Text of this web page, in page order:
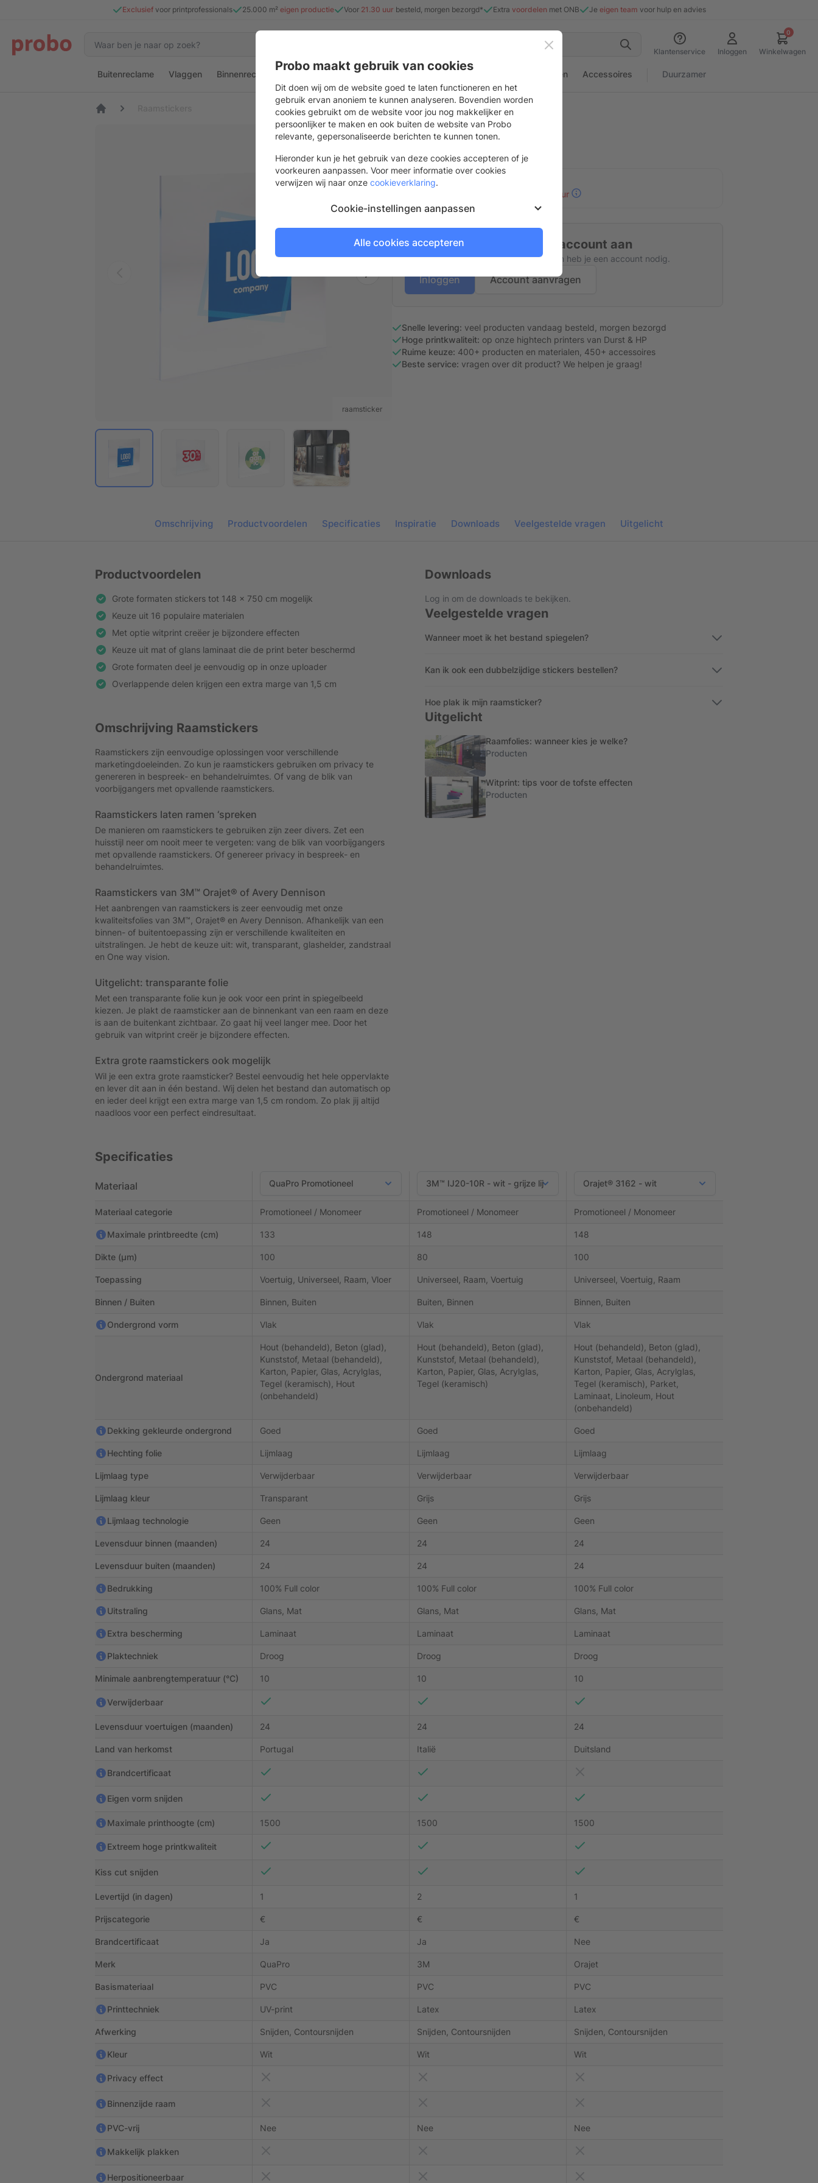
Exclusief voor printprofessionals 25.000 m² eigen productie Voor21.30 uur besteld, morgen bezorgd* Extra voordelen met ONB Je eigen team voor hulp en advies
Klantenservice
0
Winkelwagen
Inloggen
Buitenreclame Vlaggen Binnenreclame Beurs & evenement Interieur Stickers & drukwerk Materialen Accessoires Duurzamer
raamsticker
Raamstickers
De volgende dag bezorgd
21.30 uur
Log in of vraag een gratis account aan
Om te bestellen en je prijzen te bekijken heb je een account nodig.
Inloggen Account aanvragen
Snelle levering: veel producten vandaag besteld, morgen bezorgd
Hoge printkwaliteit: op onze hightech printers van Durst & HP
Ruime keuze: 400+ producten en materialen, 450+ accessoires
Beste service: vragen over dit product? We helpen je graag!
Omschrijving Productvoordelen Specificaties Inspiratie Downloads Veelgestelde vragen Uitgelicht
Productvoordelen
Grote formaten stickers tot 148 x 750 cm mogelijk
Keuze uit 16 populaire materialen
Met optie witprint creëer je bijzondere effecten
Keuze uit mat of glans laminaat die de print beter beschermd
Grote formaten deel je eenvoudig op in onze uploader
Overlappende delen krijgen een extra marge van 1,5 cm
Omschrijving Raamstickers
Raamstickers zijn eenvoudige oplossingen voor verschillende
marketingdoeleinden. Zo kun je raamstickers gebruiken om privacy te
genereren in bespreek- en behandelruimtes. Of vang de blik van
voorbijgangers met opvallende raamstickers.
Raamstickers laten ramen ‘spreken
De manieren om raamstickers te gebruiken zijn zeer divers. Zet een
huisstijl neer om nooit meer te vergeten: vang de blik van voorbijgangers
met opvallende raamstickers. Of genereer privacy in bespreek- en
behandelruimtes.
Raamstickers van 3M™ Orajet® of Avery Dennison
Het aanbrengen van raamstickers is zeer eenvoudig met onze
kwaliteitsfolies van 3M™, Orajet® en Avery Dennison. Afhankelijk van een
binnen- of buitentoepassing zijn er verschillende kwaliteiten en
uitstralingen. Je hebt de keuze uit: wit, transparant, glashelder, zandstraal
en One way vision.
Uitgelicht: transparante folie
Met een transparante folie kun je ook voor een print in spiegelbeeld
kiezen. Je plakt de raamsticker aan de binnenkant van een raam en deze
is aan de buitenkant zichtbaar. Zo gaat hij veel langer mee. Door het
gebruik van witprint creër je bijzondere effecten.
Extra grote raamstickers ook mogelijk
Wil je een extra grote raamsticker? Bestel eenvoudig het hele oppervlakte
en lever dit aan in één bestand. Wij delen het bestand dan automatisch op
en ieder deel krijgt een extra marge van 1,5 cm rondom. Zo plak jij altijd
naadloos voor een perfect eindresultaat.
Downloads
Log in om de downloads te bekijken.
Veelgestelde vragen
Wanneer moet ik het bestand spiegelen?
Kan ik ook een dubbelzijdige stickers bestellen?
Hoe plak ik mijn raamsticker?
Uitgelicht
Raamfolies: wanneer kies je welke?
Producten
Witprint: tips voor de tofste effecten
Producten
Specificaties
Materiaal
Materiaal categorie Promotioneel / Monomeer Promotioneel / Monomeer Promotioneel / Monomeer
Maximale printbreedte (cm) 133 148 148
Dikte (µm) 100 80 100
Toepassing Voertuig, Universeel, Raam, Vloer Universeel, Raam, Voertuig Universeel, Voertuig, Raam
Binnen / Buiten Binnen, Buiten Buiten, Binnen Binnen, Buiten
Ondergrond vorm Vlak Vlak Vlak
Ondergrond materiaal
Hout (behandeld), Beton (glad),
Kunststof, Metaal (behandeld),
Karton, Papier, Glas, Acrylglas,
Tegel (keramisch), Hout
(onbehandeld)
Hout (behandeld), Beton (glad),
Kunststof, Metaal (behandeld),
Karton, Papier, Glas, Acrylglas,
Tegel (keramisch)
Hout (behandeld), Beton (glad),
Kunststof, Metaal (behandeld),
Karton, Papier, Glas, Acrylglas,
Tegel (keramisch), Parket,
Laminaat, Linoleum, Hout
(onbehandeld)
Dekking gekleurde ondergrond Goed Goed Goed
Hechting folie Lijmlaag Lijmlaag Lijmlaag
Lijmlaag type Verwijderbaar Verwijderbaar Verwijderbaar
Lijmlaag kleur Transparant Grijs Grijs
Lijmlaag technologie Geen Geen Geen
Levensduur binnen (maanden) 24 24 24
Levensduur buiten (maanden) 24 24 24
Bedrukking 100% Full color 100% Full color 100% Full color
Uitstraling Glans, Mat Glans, Mat Glans, Mat
Extra bescherming Laminaat Laminaat Laminaat
Plaktechniek Droog Droog Droog
Minimale aanbrengtemperatuur (°C) 10 10 10
Verwijderbaar
Levensduur voertuigen (maanden) 24 24 24
Land van herkomst Portugal Italië Duitsland
Brandcertificaat
Eigen vorm snijden
Maximale printhoogte (cm) 1500 1500 1500
Extreem hoge printkwaliteit
Kiss cut snijden
Levertijd (in dagen) 1 2 1
Prijscategorie € € €
Brandcertificaat Ja Ja Nee
Merk QuaPro 3M Orajet
Basismateriaal PVC PVC PVC
Printtechniek UV-print Latex Latex
Afwerking Snijden, Contoursnijden Snijden, Contoursnijden Snijden, Contoursnijden
Kleur Wit Wit Wit
Privacy effect
Binnenzijde raam
PVC-vrij Nee Nee Nee
Makkelijk plakken
Herpositioneerbaar
Sluiten
Probo maakt gebruik van cookies
Dit doen wij om de website goed te laten functioneren en het
gebruik ervan anoniem te kunnen analyseren. Bovendien worden
cookies gebruikt om de website voor jou nog makkelijker en
persoonlijker te maken en ook buiten de website van Probo
relevante, gepersonaliseerde berichten te kunnen tonen.
Hieronder kun je het gebruik van deze cookies accepteren of je
voorkeuren aanpassen. Voor meer informatie over cookies
verwijzen wij naar onze cookieverklaring.
Cookie-instellingen aanpassen
Alle cookies accepteren